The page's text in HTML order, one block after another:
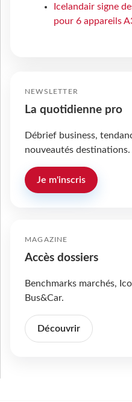
Icelandair signe
pour 6 appareils
NEWSLETTER
La quotidienne pro
Débrief business,
nouveautés destinations.
Je m'inscris
MAGAZINE
Accès dossiers
Benchmarks marchés,
Bus&Car.
Découvrir